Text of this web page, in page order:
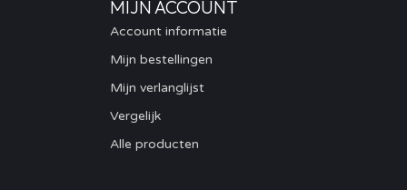
MIJN ACCOUNT
Account informatie
Mijn bestellingen
Mijn verlanglijst
Vergelijk
Alle producten